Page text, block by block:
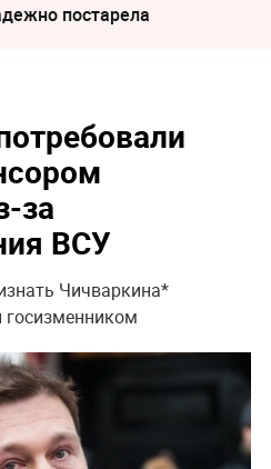
постарела
за
ВСУ
Чичваркина*
госизменником